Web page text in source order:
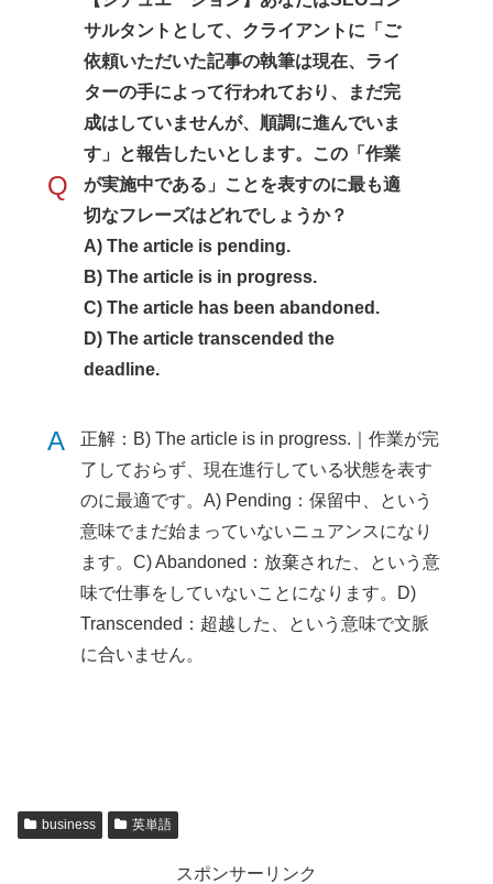
Q
サルタントとして、クライアントに「ご
依頼いただいた記事の執筆は現在、ライ
ターの手によって行われており、まだ完
成はしていませんが、順調に進んでいま
す」と報告したいとします。この「作業
が実施中である」ことを表すのに最も適
切なフレーズはどれでしょうか？
A) The article is pending.
B) The article is in progress.
C) The article has been abandoned.
D) The article transcended the
deadline.
A
正解：B) The article is in progress.｜作業が完
了しておらず、現在進行している状態を表す
のに最適です。A) Pending：保留中、という
意味でまだ始まっていないニュアンスになり
ます。C) Abandoned：放棄された、という意
味で仕事をしていないことになります。D)
Transcended：超越した、という意味で文脈
に合いません。
business 英単語
スポンサーリンク